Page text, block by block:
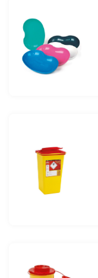
Abmessungen
25 MM(2)
Größe
25 G(2)
1 LTR(1)
1.5 LTR(2)
1.7 LTR
(1)
100 ML(2)